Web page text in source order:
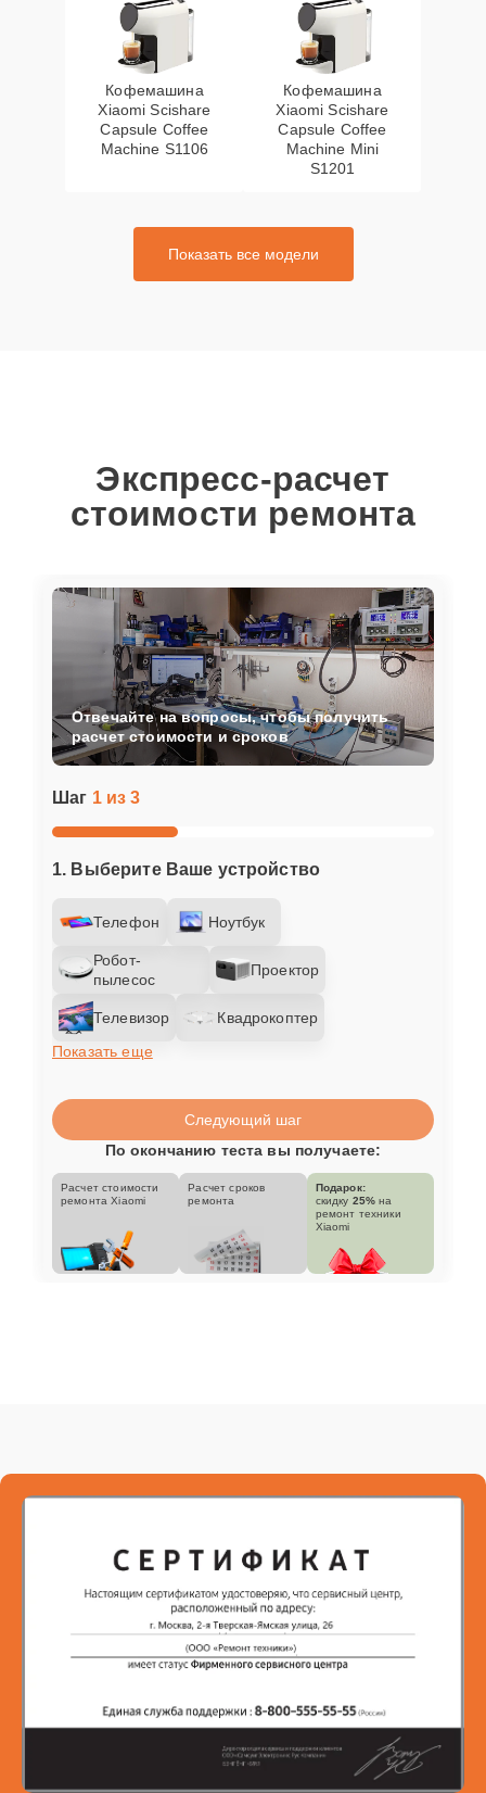
Кофемашина
Xiaomi Scishare
Capsule Coffee
Machine S1106
Кофемашина
Xiaomi Scishare
Capsule Coffee
Machine Mini
S1201
Показать все модели
Экспресс-расчет
стоимости ремонта
Шаг 1 из 3
1. Выберите Ваше устройство
Телефон Ноутбук
Робот-
пылесос
Проектор
Телевизор
Квадрокоптер
Показать еще
Отвечайте на вопросы, чтобы получить
расчет стоимости и сроков
Следующий шаг
По окончанию теста вы получаете:
Расчет стоимости
ремонта Xiaomi
Расчет сроков
ремонта
Подарок:
скидку 25% на
ремонт техники
Xiaomi